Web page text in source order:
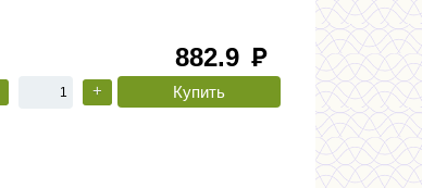
882.9 руб
+